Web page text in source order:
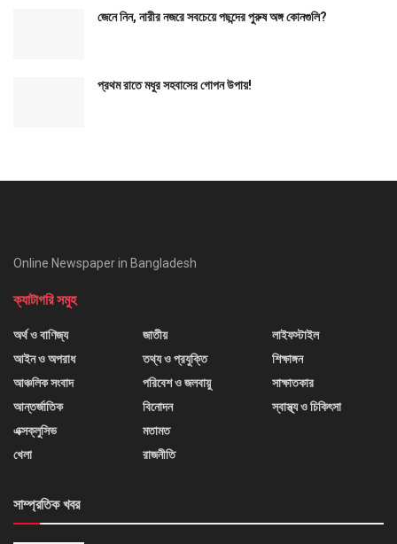
জেনে নিন, নারীর নজরে সবচেয়ে পছন্দের পুরুষ অঙ্গ কোনগুলি?
প্রথম রাতে মধুর সহবাসের গোপন উপায়!
Online Newspaper in Bangladesh
ক্যাটাগরি সমুহ
অর্থ ও বাণিজ্য
আইন ও অপরাধ
আঞ্চলিক সংবাদ
আন্তর্জাতিক
এক্সক্লুসিভ
খেলা
জাতীয়
তথ্য ও প্রযুক্তি
পরিবেশ ও জলবায়ু
বিনোদন
মতামত
রাজনীতি
লাইফস্টাইল
শিক্ষাঙ্গন
সাক্ষাতকার
স্বাস্থ্য ও চিকিৎসা
সাম্প্রতিক খবর